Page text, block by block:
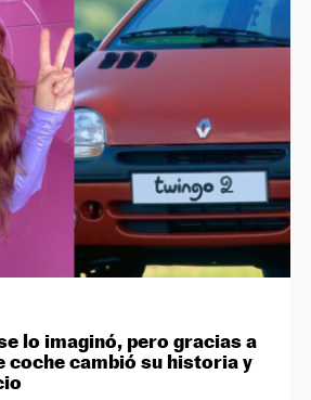
lo imaginó, pero gracias a
coche cambió su historia y